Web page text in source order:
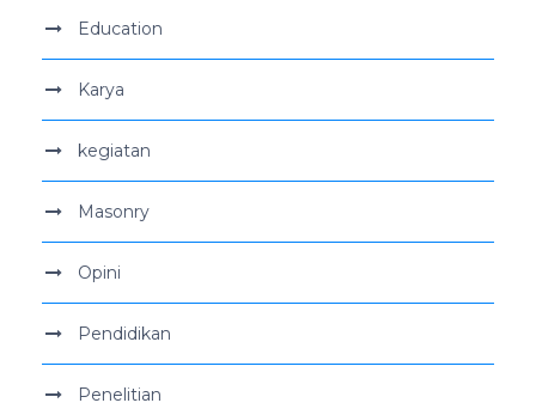
Education
Karya
kegiatan
Masonry
Opini
Pendidikan
Penelitian